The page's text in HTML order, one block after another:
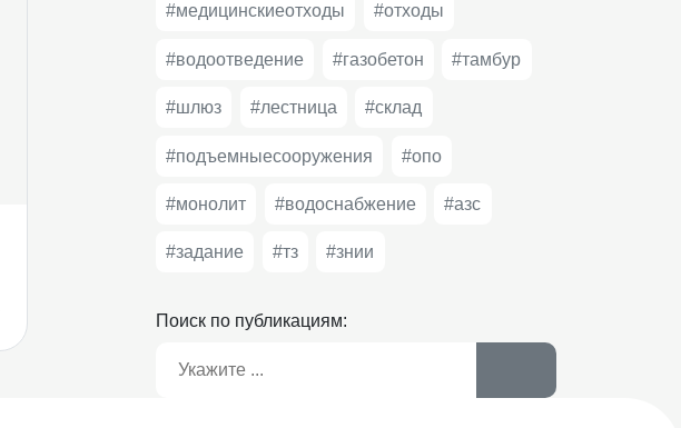
#медицинскиеотходы #отходы
#водоотведение #газобетон #тамбур
#шлюз #лестница #cклад
#подъемныесооружения #опо
#монолит #водоснабжение #азс
#задание #тз #знии
Поиск по публикациям: